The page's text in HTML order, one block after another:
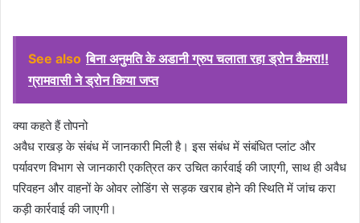
See also बिना अनुमति के अडानी ग्रुप चलाता रहा ड्रोन कैमरा!!
ग्रामवासी ने ड्रोन किया जप्त
क्या कहते हैं तोपनो
अवैध राखड़ के संबंध में जानकारी मिली है। इस संबंध में संबंधित प्लांट और
पर्यावरण विभाग से जानकारी एकत्रित कर उचित कार्रवाई की जाएगी, साथ ही अवैध
परिवहन और वाहनों के ओवर लोडिंग से सड़क खराब होने की स्थिति में जांच करा
कड़ी कार्रवाई की जाएगी।